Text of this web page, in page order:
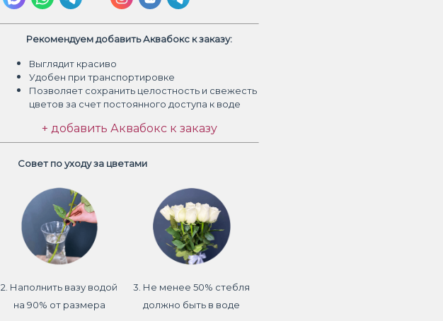
Рекомендуем добавить Аквабокс к заказу:
Выглядит красиво
Удобен при транспортировке
Позволяет сохранить целостность и свежесть
цветов за счет постоянного доступа к воде
+ добавить Аквабокс к заказу
Совет по уходу за цветами
2. Наполнить вазу водой
на 90% от размера
3. Не менее 50% стебля
должно быть в воде